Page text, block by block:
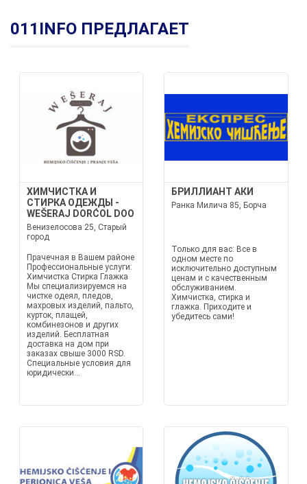
011INFO ПРЕДЛАГАЕТ
ХИМЧИСТКА И
СТИРКА ОДЕЖДЫ -
WEŠERAJ DORĆOL DOO
Венизелосова 25, Старый
город
Прачечная в Вашем районе
Профессиональные услуги:
Химчистка Стирка Глажка
Мы специализируемся на
чистке одеял, пледов,
махровых изделий, пальто,
курток, плащей,
комбинезонов и других
изделий. Бесплатная
доставка на дом при
заказах свыше 3000 RSD.
Специальные условия для
юридически...
БРИЛЛИАНТ АКИ
Ранка Милича 85, Борча
Только для вас: Все в
одном месте по
исключительно доступным
ценам и с качественным
обслуживанием.
Химчистка, стирка и
глажка. Приходите и
убедитесь сами!